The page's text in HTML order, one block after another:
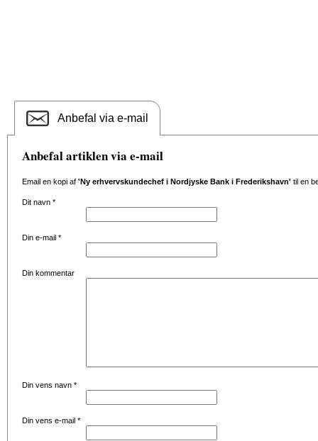
Anbefal via e-mail
Anbefal artiklen via e-mail
Email en kopi af 'Ny erhvervskundechef i Nordjyske Bank i Frederikshavn' til en
Dit navn *
Din e-mail *
Din kommentar
Din vens navn *
Din vens e-mail *